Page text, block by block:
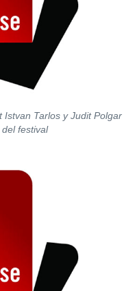
Istvan Tarlos y Judit Polgar
festival